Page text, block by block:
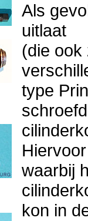
Als
uitlaat
(die ook
type
waarbij
kon in